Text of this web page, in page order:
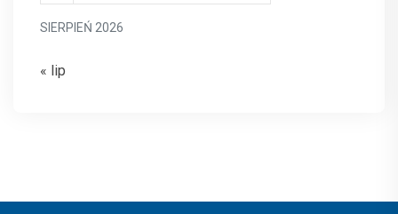
SIERPIEŃ 2026
« lip